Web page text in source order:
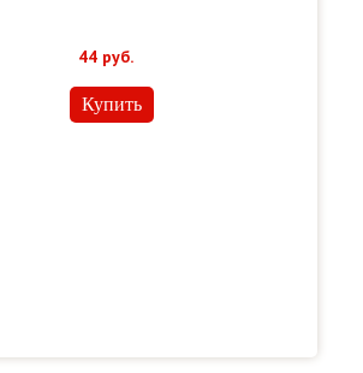
44 руб.
Купить